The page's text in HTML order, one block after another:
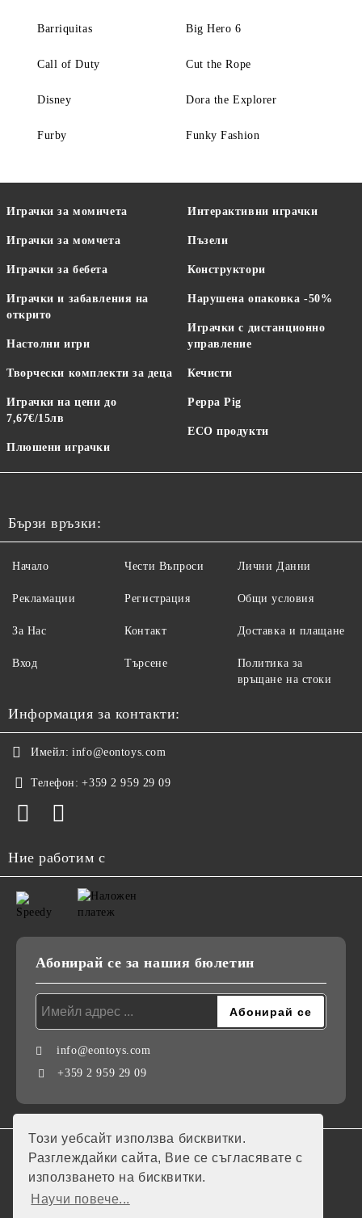
Този уебсайт използва бисквитки.
Разглеждайки сайта, Вие се съгласявате с
използването на бисквитки.
Научи повече...
Barriquitas Big Hero 6
Call of Duty Cut the Rope
Disney Dora the Explorer
Furby Funky Fashion
Играчки за момичета
Играчки за момчета
Играчки за бебета
Играчки и забавления на
открито
Настолни игри
Творчески комплекти за деца
Играчки на цени до
7,67€/15лв
Плюшени играчки
Интерактивни играчки
Пъзели
Конструктори
Нарушена опаковка -50%
Играчки с дистанционно
управление
Кечисти
Peppa Pig
ECO продукти
Бързи връзки:
Начало
Рекламации
За Нас
Вход
Чести Въпроси
Регистрация
Контакт
Търсене
Лични Данни
Общи условия
Доставка и плащане
Политика за
връщане на стоки
Информация за контакти:
Имейл: info@eontoys.com
Телефон: +359 2 959 29 09
Ние работим с
Абонирай се за нашия бюлетин
info@eontoys.com
+359 2 959 29 09
GDPR
Нашият онлайн магазин е 100% съобразен с GDPR.